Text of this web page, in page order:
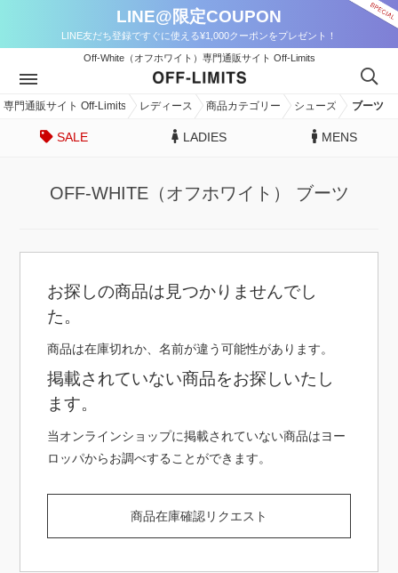
LINE@限定COUPON
LINE友だち登録ですぐに使える¥1,000クーポンをプレゼント！
Off-White（オフホワイト）専門通販サイト Off-Limits
門通販サイト Off-Limits レディース 商品カテゴリー シューズ ブーツ
SALE LADIES MENS
OFF-WHITE（オフホワイト） ブーツ
お探しの商品は見つかりませんでし
た。
商品は在庫切れか、名前が違う可能性があります。
掲載されていない商品をお探しいたし
ます。
当オンラインショップに掲載されていない商品はヨー
ロッパからお調べすることができます。
商品在庫確認リクエスト